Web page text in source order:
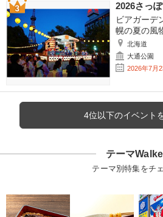
2026さっ
ビアガーデ
幌の夏の風
北海道
大通公園
2026年7月
4位以下のイベント
テーマ
テーマ別特集をチ